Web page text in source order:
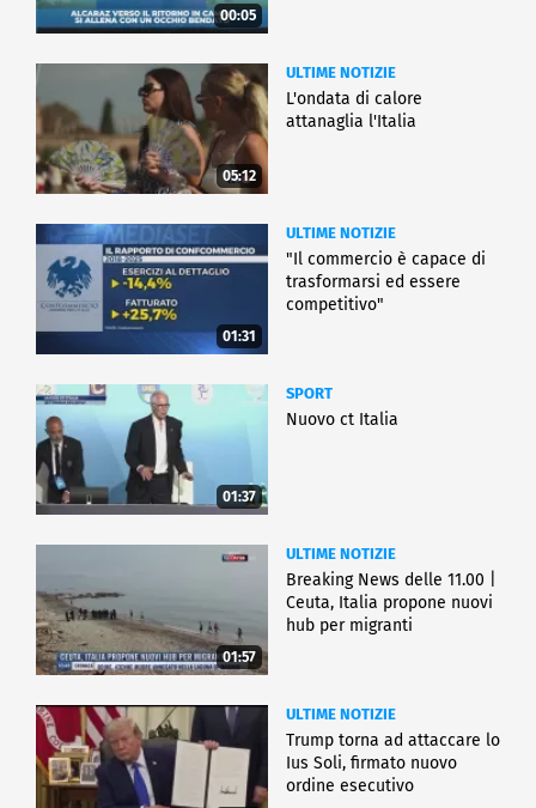
00:05
05:12
ULTIME NOTIZIE
L'ondata di calore
attanaglia l'Italia
01:31
ULTIME NOTIZIE
"Il commercio è capace di
trasformarsi ed essere
competitivo"
01:37
SPORT
Nuovo ct Italia
01:57
ULTIME NOTIZIE
Breaking News delle 11.00 |
Ceuta, Italia propone nuovi
hub per migranti
ULTIME NOTIZIE
Trump torna ad attaccare lo
Ius Soli, firmato nuovo
ordine esecutivo